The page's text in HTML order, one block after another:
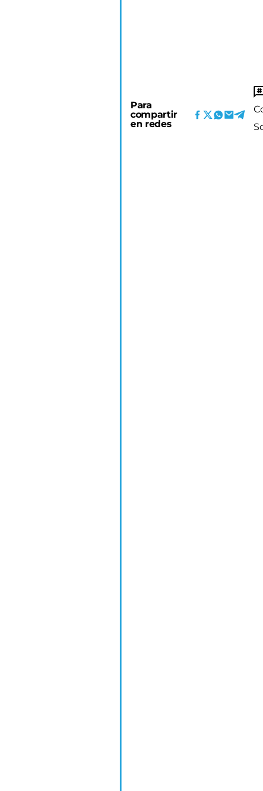
Para
compartir
en redes